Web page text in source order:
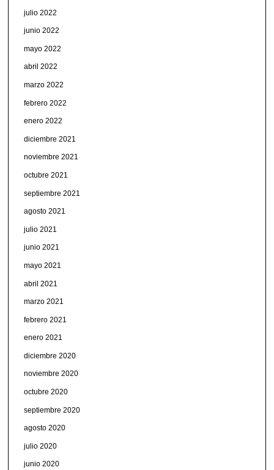
julio 2022
junio 2022
mayo 2022
abril 2022
marzo 2022
febrero 2022
enero 2022
diciembre 2021
noviembre 2021
octubre 2021
septiembre 2021
agosto 2021
julio 2021
junio 2021
mayo 2021
abril 2021
marzo 2021
febrero 2021
enero 2021
diciembre 2020
noviembre 2020
octubre 2020
septiembre 2020
agosto 2020
julio 2020
junio 2020